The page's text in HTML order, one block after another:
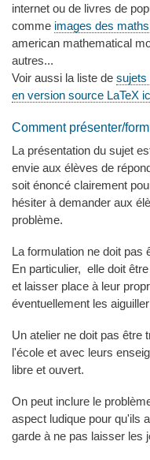
internet ou de livres de
comme images des maths
american mathematical
autres...
Voir aussi la liste de sujets
en version source LaTeX
Comment présenter/
La présentation du sujet
envie aux élèves de
soit énoncé clairement
hésiter à demander aux
problème.
La formulation ne doit pas
En particulier, elle doit
et laisser place à leur
éventuellement les
Un atelier ne doit pas être
l'école et avec leurs
libre et ouvert.
On peut inclure le
aspect ludique pour qu'ils
garde à ne pas laisser les